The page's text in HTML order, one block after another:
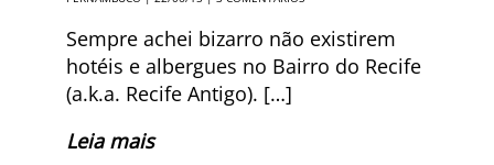
Sempre achei bizarro não existirem
hotéis e albergues no Bairro do Recife
(a.k.a. Recife Antigo). […]
Leia mais